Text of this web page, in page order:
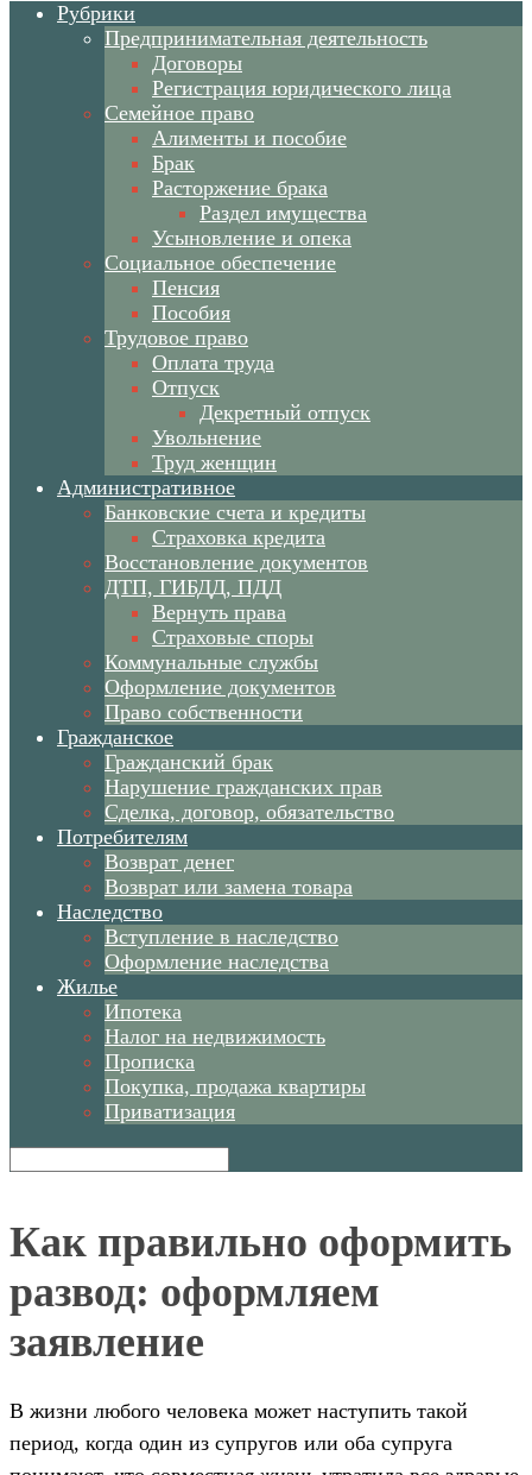
Рубрики
Предпринимательная деятельность
Договоры
Регистрация юридического лица
Семейное право
Алименты и пособие
Брак
Расторжение брака
Раздел имущества
Усыновление и опека
Социальное обеспечение
Пенсия
Пособия
Трудовое право
Оплата труда
Отпуск
Декретный отпуск
Увольнение
Труд женщин
Административное
Банковские счета и кредиты
Страховка кредита
Восстановление документов
ДТП, ГИБДД, ПДД
Вернуть права
Страховые споры
Коммунальные службы
Оформление документов
Право собственности
Гражданское
Гражданский брак
Нарушение гражданских прав
Сделка, договор, обязательство
Потребителям
Возврат денег
Возврат или замена товара
Наследство
Вступление в наследство
Оформление наследства
Жилье
Ипотека
Налог на недвижимость
Прописка
Покупка, продажа квартиры
Приватизация
Как правильно оформить
развод: оформляем
заявление
В жизни любого человека может наступить такой
период, когда один из супругов или оба супруга